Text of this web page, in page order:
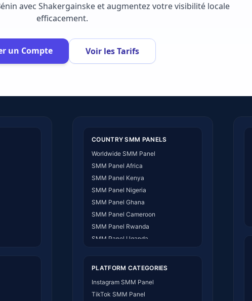
avec Shakergainske et augmentez votre visibilité locale
efficacement.
un Compte Voir les Tarifs
COUNTRY SMM PANELS
Worldwide SMM Panel
SMM Panel Africa
SMM Panel Kenya
SMM Panel Nigeria
SMM Panel Ghana
SMM Panel Cameroon
SMM Panel Rwanda
SMM Panel Uganda
SMM Panel USA
PLATFORM CATEGORIES
Instagram SMM Panel
TikTok SMM Panel